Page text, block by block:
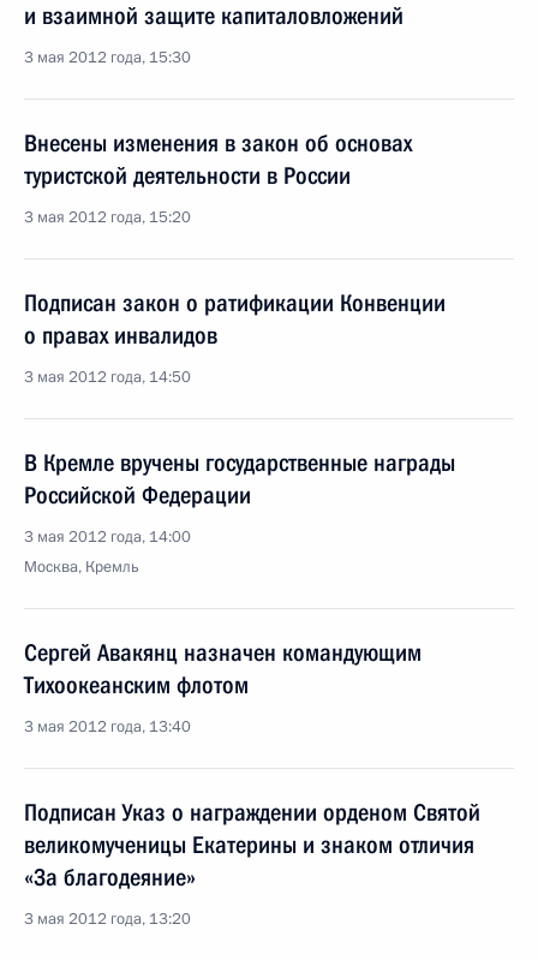
и взаимной защите капиталовложений
3 мая 2012 года, 15:30
Внесены изменения в закон об основах
туристской деятельности в России
3 мая 2012 года, 15:20
Подписан закон о ратификации Конвенции
о правах инвалидов
3 мая 2012 года, 14:50
В Кремле вручены государственные награды
Российской Федерации
3 мая 2012 года, 14:00
Москва, Кремль
Сергей Авакянц назначен командующим
Тихоокеанским флотом
3 мая 2012 года, 13:40
Подписан Указ о награждении орденом Святой
великомученицы Екатерины и знаком отличия
«За благодеяние»
3 мая 2012 года, 13:20